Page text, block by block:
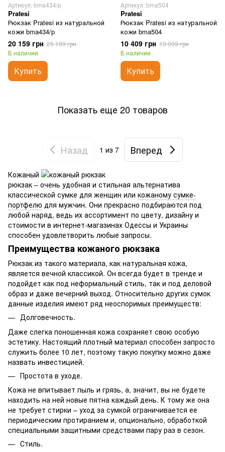
Артикул: bma434/p
Pratesi
Рюкзак Pratesi из натуральной
кожи bma434/p
20 159 грн 25 199 грн
В наличии
Купить
Артикул: bma504
Pratesi
Рюкзак Pratesi из натуральной
кожи bma504
10 409 грн 13 009 грн
В наличии
Купить
Показать еще 20 товаров
Назад 1 из 7 Вперед
Кожаный
рюкзак – очень удобная и стильная альтернатива
классической сумке для женщин или кожаному сумке-
портфелю для мужчин. Они прекрасно подбираются под
любой наряд, ведь их ассортимент по цвету, дизайну и
стоимости в интернет-магазинах Одессы и Украины
способен удовлетворить любые запросы.
Преимущества кожаного рюкзака
Рюкзак из такого материала, как натуральная кожа,
является вечной классикой. Он всегда будет в тренде и
подойдет как под неформальный стиль, так и под деловой
образ и даже вечерний выход. Относительно других сумок
данные изделия имеют ряд неоспоримых преимуществ:
Долговечность.
Даже слегка поношенная кожа сохраняет свою особую
эстетику. Настоящий плотный материал способен запросто
служить более 10 лет, поэтому такую покупку можно даже
назвать инвестицией.
Простота в уходе.
Кожа не впитывает пыль и грязь, а, значит, вы не будете
находить на ней новые пятна каждый день. К тому же она
не требует стирки – уход за сумкой ограничивается ее
периодическим протиранием и, опционально, обработкой
специальными защитными средствами пару раз в сезон.
Стиль.